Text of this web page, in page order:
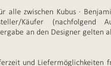
alle zwischen Kubus ·
Käufer (nachfolgend
an den Designer gelten
und Liefermöglichkeiten